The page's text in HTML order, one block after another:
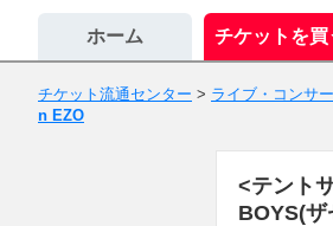
ホーム チケットを買
チケット流通センター > ライブ・コンサ
n EZO
<テント
BOYS(ザ